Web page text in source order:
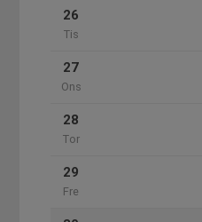
26
Tis
27
Ons
28
Tor
29
Fre